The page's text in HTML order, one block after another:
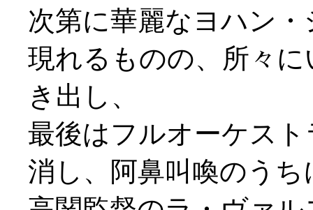
次第に華麗なヨハン
現れるものの、所々
き出し、
最後はフルオーケス
消し、阿鼻叫喚のう